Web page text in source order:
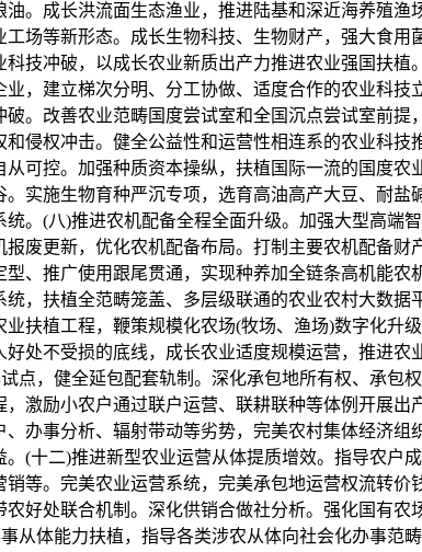
。成长洪流面生态渔业，推进陆基和深近海养殖
场等新形态。成长生物科技、生物财产，强大食
技冲破，以成长农业新质出产力推进农业强国扶
，建立梯次分明、分工协做、适度合作的农业科
。改善农业范畴国度尝试室和全国沉点尝试室前
侵权冲击。健全公益性和运营性相连系的农业科
可控。加强种质资本操纵，扶植国际一流的国度农
实施生物育种严沉专项，选育高油高产大豆、耐
。(八)推进农机配备全程全面升级。加强大型高端
废更新，优化农机配备布局。打制主要农机配备
、推广使用跟尾贯通，实现种养加全链条高机能
，扶植全范畴笼盖、多层级联通的农业农村大数
扶植工程，鞭策规模化农场(牧场、渔场)数字化升
处不受损的底线，成长农业适度规模运营，推进
，健全延包配套轨制。深化承包地所有权、承包
激励小农户通过联户运营、联耕联种等体例开展
办事分析、辐射带动等劣势，完美农村集体经济
(十二)推进新型农业运营从体提质增效。指导农户
等。完美农业运营系统，完美承包地运营权流转
好处联合机制。深化供销合做社分析。强化国有
体能力扶植，指导各类涉农从体向社会化办事范